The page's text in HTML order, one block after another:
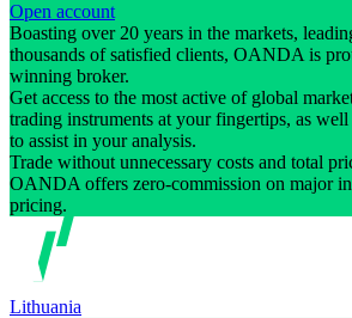
Open account
Boasting over 20 years in the markets,
thousands of satisfied clients, OANDA is
winning broker.
Get access to the most active of global
trading instruments at your fingertips, as
to assist in your analysis.
Trade without unnecessary costs and total
OANDA offers zero-commission on major
pricing.
Lithuania